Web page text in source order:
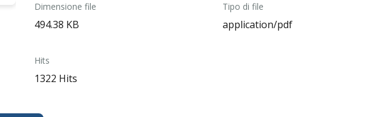
Dimensione file
494.38 KB
Tipo di file
application/pdf
Hits
1322 Hits